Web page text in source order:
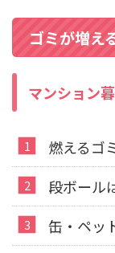
ゴミが増え
マンション
燃えるゴ
段ボール
缶・ペッ